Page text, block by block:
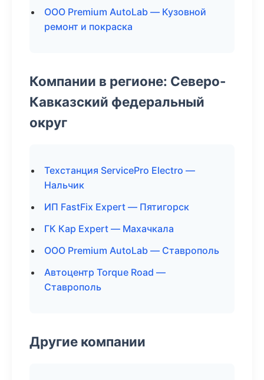
ООО Premium AutoLab — Кузовной
ремонт и покраска
Компании в регионе: Северо-
Кавказский федеральный
округ
Техстанция ServicePro Electro —
Нальчик
ИП FastFix Expert — Пятигорск
ГК Кар Expert — Махачкала
ООО Premium AutoLab — Ставрополь
Автоцентр Torque Road —
Ставрополь
Другие компании